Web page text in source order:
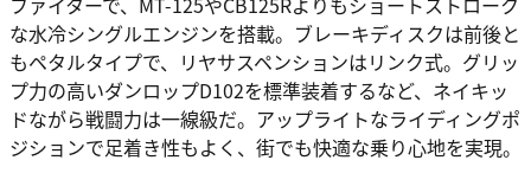
な水冷シングルエンジンを搭載。ブレーキディスクは前後と
もペタルタイプで、リヤサスペンションはリンク式。グリッ
プ力の高いダンロップD102を標準装着するなど、ネイキッ
ドながら戦闘力は一線級だ。アップライトなライディングポ
ジションで足着き性もよく、街でも快適な乗り心地を実現。